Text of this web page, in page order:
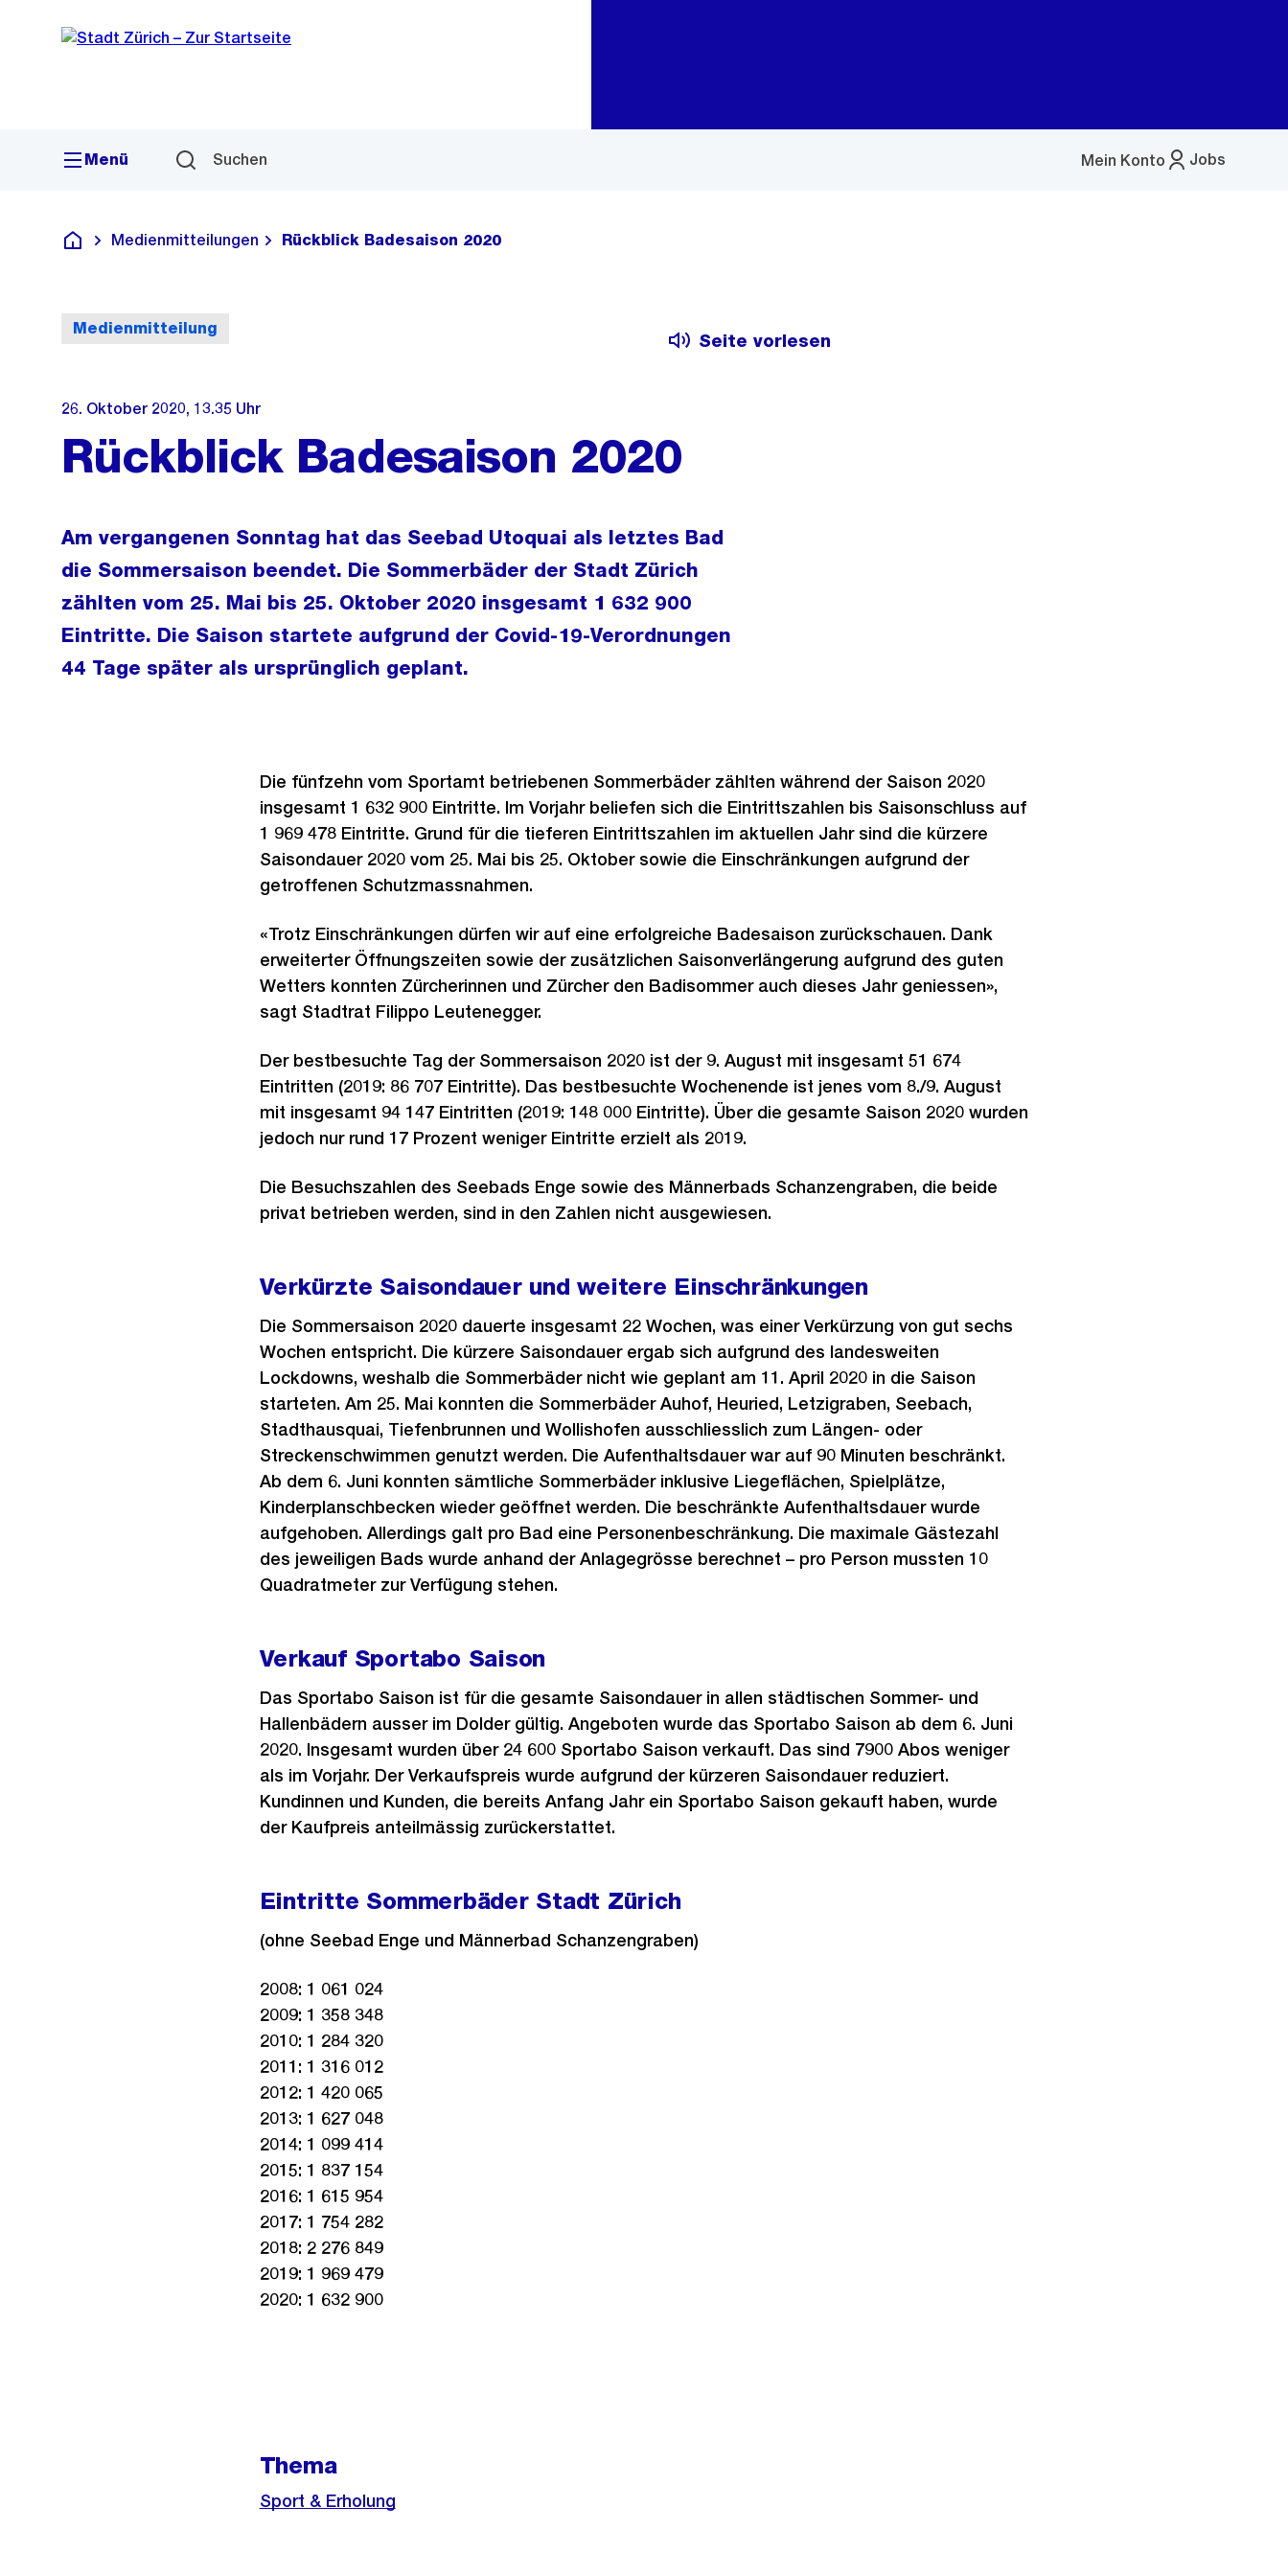
Navigation
Sprunglink
Menü Suchen Jobs
Mein Konto
Menü
Deutsch
Medienmitteilungen Rückblick Badesaison 2020
Medienmitteilung
Seite vorlesen
26. Oktober 2020, 13.35 Uhr
Rückblick Badesaison 2020
Am vergangenen Sonntag hat das Seebad Utoquai als letztes Bad
die Sommersaison beendet. Die Sommerbäder der Stadt Zürich
zählten vom 25. Mai bis 25. Oktober 2020 insgesamt 1 632 900
Eintritte. Die Saison startete aufgrund der Covid-19-Verordnungen
44 Tage später als ursprünglich geplant.
Die fünfzehn vom Sportamt betriebenen Sommerbäder zählten während der Saison 2020
insgesamt 1 632 900 Eintritte. Im Vorjahr beliefen sich die Eintrittszahlen bis Saisonschluss auf
1 969 478 Eintritte. Grund für die tieferen Eintrittszahlen im aktuellen Jahr sind die kürzere
Saisondauer 2020 vom 25. Mai bis 25. Oktober sowie die Einschränkungen aufgrund der
getroffenen Schutzmassnahmen.
«Trotz Einschränkungen dürfen wir auf eine erfolgreiche Badesaison zurückschauen. Dank
erweiterter Öffnungszeiten sowie der zusätzlichen Saisonverlängerung aufgrund des guten
Wetters konnten Zürcherinnen und Zürcher den Badisommer auch dieses Jahr geniessen»,
sagt Stadtrat Filippo Leutenegger.
Der bestbesuchte Tag der Sommersaison 2020 ist der 9. August mit insgesamt 51 674
Eintritten (2019: 86 707 Eintritte). Das bestbesuchte Wochenende ist jenes vom 8./9. August
mit insgesamt 94 147 Eintritten (2019: 148 000 Eintritte). Über die gesamte Saison 2020 wurden
jedoch nur rund 17 Prozent weniger Eintritte erzielt als 2019.
Die Besuchszahlen des Seebads Enge sowie des Männerbads Schanzengraben, die beide
privat betrieben werden, sind in den Zahlen nicht ausgewiesen.
Verkürzte Saisondauer und weitere Einschränkungen
Die Sommersaison 2020 dauerte insgesamt 22 Wochen, was einer Verkürzung von gut sechs
Wochen entspricht. Die kürzere Saisondauer ergab sich aufgrund des landesweiten
Lockdowns, weshalb die Sommerbäder nicht wie geplant am 11. April 2020 in die Saison
starteten. Am 25. Mai konnten die Sommerbäder Auhof, Heuried, Letzigraben, Seebach,
Stadthausquai, Tiefenbrunnen und Wollishofen ausschliesslich zum Längen- oder
Streckenschwimmen genutzt werden. Die Aufenthaltsdauer war auf 90 Minuten beschränkt.
Ab dem 6. Juni konnten sämtliche Sommerbäder inklusive Liegeflächen, Spielplätze,
Kinderplanschbecken wieder geöffnet werden. Die beschränkte Aufenthaltsdauer wurde
aufgehoben. Allerdings galt pro Bad eine Personenbeschränkung. Die maximale Gästezahl
des jeweiligen Bads wurde anhand der Anlagegrösse berechnet – pro Person mussten 10
Quadratmeter zur Verfügung stehen.
Verkauf Sportabo Saison
Das Sportabo Saison ist für die gesamte Saisondauer in allen städtischen Sommer- und
Hallenbädern ausser im Dolder gültig. Angeboten wurde das Sportabo Saison ab dem 6. Juni
2020. Insgesamt wurden über 24 600 Sportabo Saison verkauft. Das sind 7900 Abos weniger
als im Vorjahr. Der Verkaufspreis wurde aufgrund der kürzeren Saisondauer reduziert.
Kundinnen und Kunden, die bereits Anfang Jahr ein Sportabo Saison gekauft haben, wurde
der Kaufpreis anteilmässig zurückerstattet.
Eintritte Sommerbäder Stadt Zürich
(ohne Seebad Enge und Männerbad Schanzengraben)
2008: 1 061 024
2009: 1 358 348
2010: 1 284 320
2011: 1 316 012
2012: 1 420 065
2013: 1 627 048
2014: 1 099 414
2015: 1 837 154
2016: 1 615 954
2017: 1 754 282
2018: 2 276 849
2019: 1 969 479
2020: 1 632 900
Thema
Sport & Erholung